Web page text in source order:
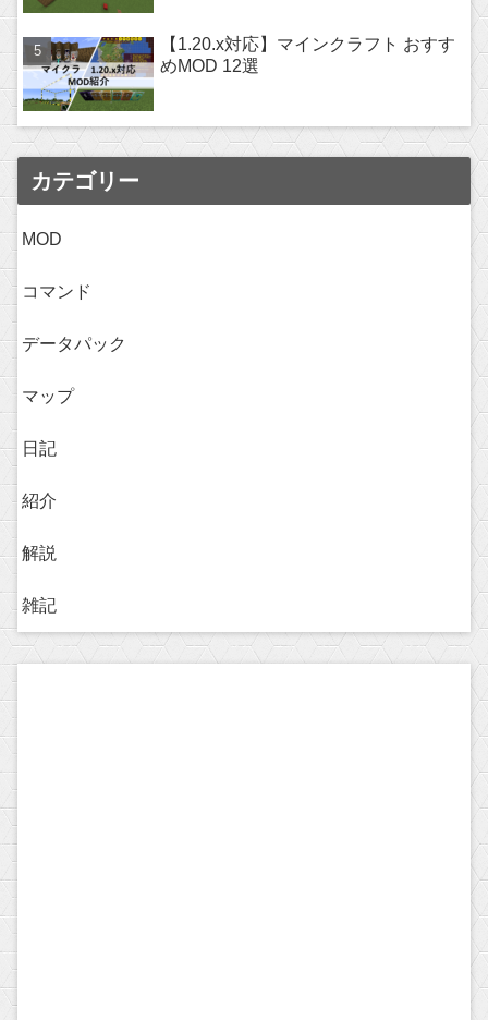
【1.20.x対応】マインクラフト おすす
めMOD 12選
カテゴリー
MOD
コマンド
データパック
マップ
日記
紹介
解説
雑記